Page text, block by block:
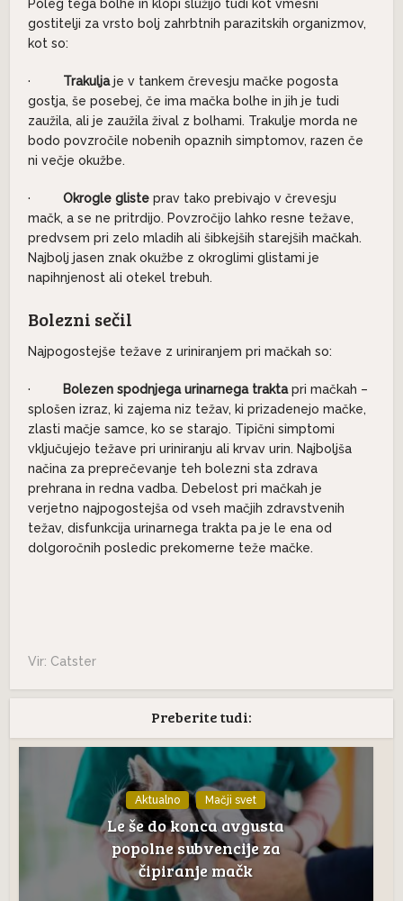
Poleg tega bolhe in klopi služijo tudi kot vmesni
gostitelji za vrsto bolj zahrbtnih parazitskih organizmov,
kot so:
· Trakuljaje v tankem črevesju mačke pogosta
gostja, še posebej, če ima mačka bolhe in jih je tudi
zaužila, ali je zaužila žival z bolhami. Trakulje morda ne
bodo povzročile nobenih opaznih simptomov, razen če
ni večje okužbe.
·Okrogle gliste prav tako prebivajo v črevesju
mačk, a se ne pritrdijo. Povzročijo lahko resne težave,
predvsem pri zelo mladih ali šibkejših starejših mačkah.
Najbolj jasen znak okužbe z okroglimi glistami je
napihnjenost ali otekel trebuh.
Bolezni sečil
Najpogostejše težave z uriniranjem pri mačkah so:
· Bolezen spodnjega urinarnega traktapri mačkah –
splošen izraz, ki zajema niz težav, ki prizadenejo mačke,
zlasti mačje samce, ko se starajo. Tipični simptomi
vključujejo težave pri uriniranju ali krvav urin. Najboljša
načina za preprečevanje teh bolezni sta zdrava
prehrana in redna vadba. Debelost pri mačkah je
verjetno najpogostejša od vseh mačjih zdravstvenih
težav, disfunkcija urinarnega trakta pa je le ena od
dolgoročnih posledic prekomerne teže mačke.
Vir: Catster
Preberite tudi:
Aktualno Mačji svet
Le še do konca avgusta
popolne subvencije za
čipiranje mačk